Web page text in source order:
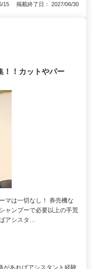
15 掲載終了日： 2027/06/30
！！カットやパー
マは一切なし！ 券売機な
ャンプーで必要以上の手荒
アシスタ…
あればアシスタント経験